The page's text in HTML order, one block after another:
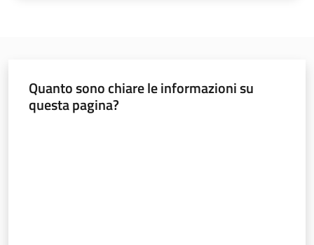
Newsletter
Quanto sono chiare le informazioni su
questa pagina?